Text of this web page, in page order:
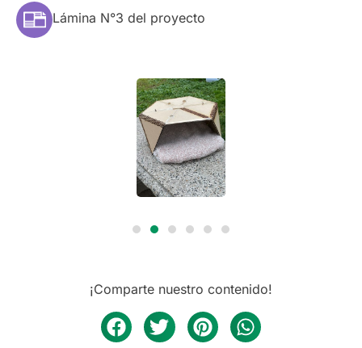
Lámina N°3 del proyecto
¡Comparte nuestro contenido!